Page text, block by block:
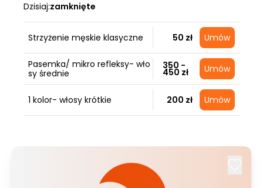
Dzisiaj:zamknięte
Strzyżenie męskie klasyczne 50 zł Umów
Pasemka/ mikro refleksy- wło
sy średnie
350 -
450 zł Umów
1 kolor- włosy krótkie 200 zł Umów